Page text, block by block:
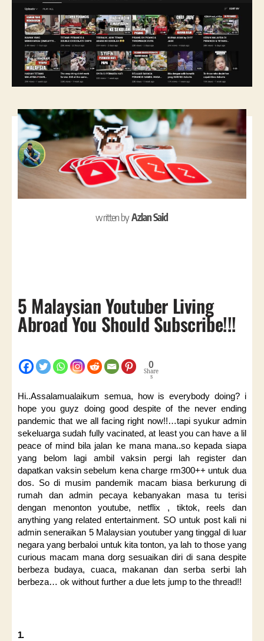
written byAzlan Said
5 Malaysian Youtuber Living
Abroad You Should Subscribe!!!
0
Share
s
Hi..Assalamualaikum semua, how is everybody doing? i
hope you guyz doing good despite of the never ending
pandemic that we all facing right now!!…tapi syukur admin
sekeluarga sudah fully vacinated, at least you can have a lil
peace of mind bila jalan ke mana mana..so kepada siapa
yang belom lagi ambil vaksin pergi lah register dan
dapatkan vaksin sebelum kena charge rm300++ untuk dua
dos. So di musim pandemik macam biasa berkurung di
rumah dan admin pecaya kebanyakan masa tu terisi
dengan menonton youtube, netflix , tiktok, reels dan
anything yang related entertainment. SO untuk post kali ni
admin seneraikan 5 Malaysian youtuber yang tinggal di luar
negara yang berbaloi untuk kita tonton, ya lah to those yang
curious macam mana dorg sesuaikan diri di sana despite
berbeza budaya, cuaca, makanan dan serba serbi lah
berbeza… ok without further a due lets jump to the thread!!
1.